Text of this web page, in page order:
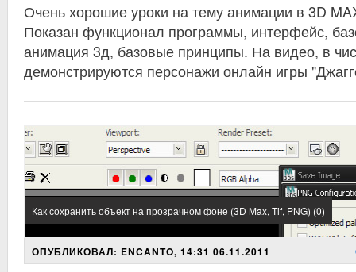
Очень хорошие уроки на тему анимации в 3D
Показан функционал программы, интерфейс,
анимация 3д, базовые принципы. На видео, в
демонстрируются персонажи онлайн игры
Как сохранить объект на прозрачном фоне (3D Max, Tif, PNG) (0)
ОПУБЛИКОВАЛ: ENCANTO, 14:31 06.11.2011